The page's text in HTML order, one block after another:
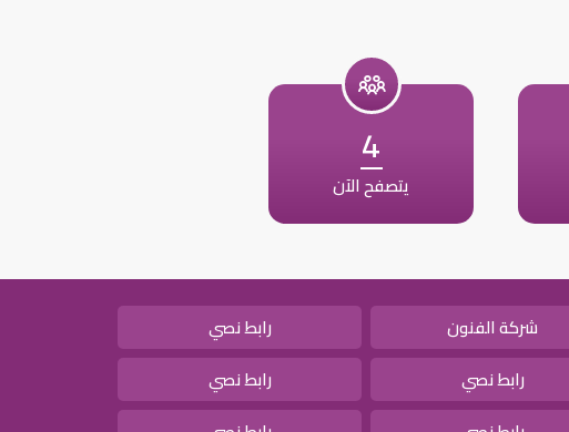
4
يتصفح الآن
شركة الفنون
رابط نصي
رابط نصي
رابط نصي